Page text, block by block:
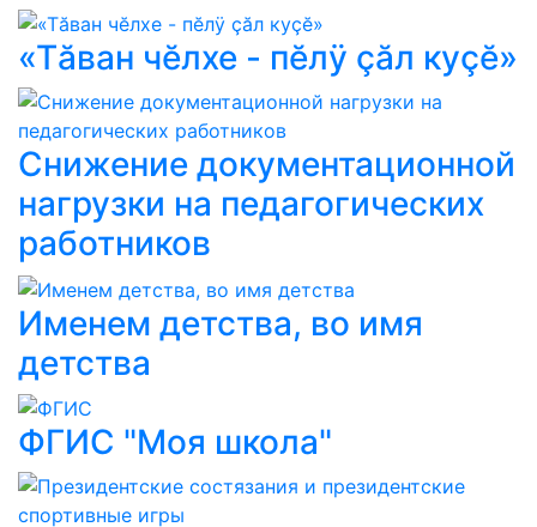
«Тăван чĕлхе - пĕлÿ çăл куçĕ»
Снижение документационной
нагрузки на педагогических
работников
Именем детства, во имя
детства
ФГИС "Моя школа"